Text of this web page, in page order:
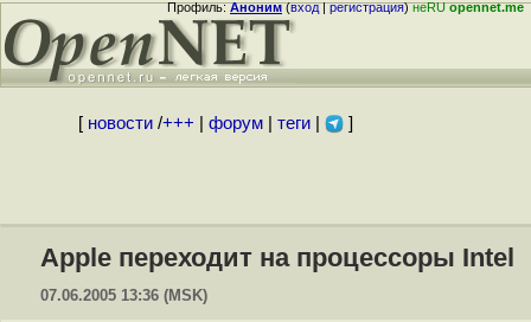
Профиль:Аноним(вход|регистрация)неRUopennet.me
[ новости/+++ форум| теги| ]
Apple переходит на процессоры Intel
07.06.2005 13:36 (MSK)